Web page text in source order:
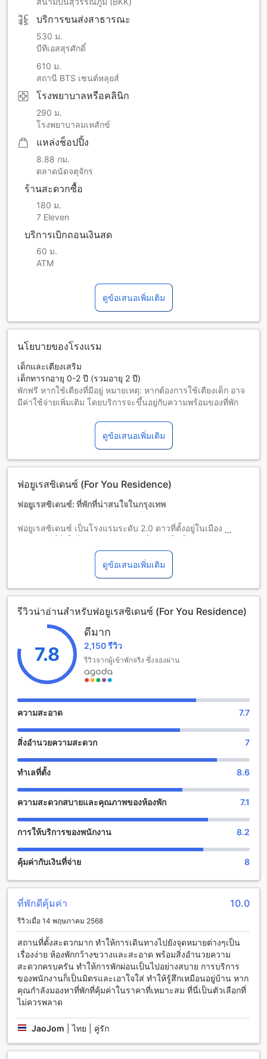
บริการขนส่งสาธารณะ
530 ม.
บีทีเอสสุรศักดิ์
610 ม.
สถานี BTS เซนต์หลุยส์
โรงพยาบาลหรือคลินิก
290 ม.
โรงพยาบาลมเหสักข์
แหล่งช็อปปิ้ง
8.88 กม.
ตลาดนัดจตุจักร
ร้านสะดวกซื้อ
180 ม.
7 Eleven
บริการเบิกถอนเงินสด
60 ม.
ATM
ดูข้อเสนอเพิ่มเติม
นโยบายของโรงแรม
เด็กและเตียงเสริม
เด็กทารกอายุ 0-2 ปี (รวมอายุ 2 ปี)
พักฟรี หากใช้เตียงที่มีอยู่ หมายเหตุ: หากต้องการใช้เตียงเด็ก อาจ
มีค่าใช้จ่ายเพิ่มเติม โดยบริการจะขึ้นอยู่กับความพร้อมของที่พัก
พักฟรีหากใช้เตียงที่มีอยู่แล้ว
ผู้เข้าพักอายุ 6 ปีขึ้นไปถือเป็นผู้ใหญ่
บริการเตียงเสริมขึ้นอยู่กับประเภทห้องที่เลือก กรุณาตรวจสอบ
จำนวนผู้เข้าพักที่กำหนดในแต่ละห้องสำหรับข้อมูลเพิ่มเติม
นโยบายที่แตกต่างหรือเงื่อนไขเพิ่มเติม
ดูข้อเสนอเพิ่มเติม
ฟอยูเรสซิเดนซ์ (For You Residence)
ฟอยูเรสซิเดนซ์: ที่พักที่น่าสนใจในกรุงเทพ
ฟอยูเรสซิเดนซ์ เป็นโรงแรมระดับ 2.0 ดาวที่ตั้งอยู่ในเมือง
จำนวน 43 ห้อง ซึ่งได้รับการปรับปรุงล่าสุดในปี 2020 โรงแรมได้
รับการก่อสร้างในปี 2003 และตั้งอยู่ห่างจากสนามบินเพียง 40
นาที ระยะทางจากใจกลางเมืองเพียง 1.0 กิโลเมตร นอกจากนี้
โรงแรมยินดีต้อนรับเด็กอายุ 3-5 ปีให้พักฟรี
สนามเดินป่าและสถานที่เดินเท้าที่ฟอยูเรสซิเดนซ์
ฟอยูเรสซิเดนซ์ มีสนามเดินป่าและสถานที่เดินเท้าที่ยอดเยี่ยมให้
แขกได้สัมผัสกับธรรมชาติอันงดงามของกรุงเทพฯ สนามเดินป่าที่
นี่เป็นที่เหมาะแก่การเดินเท้าและฟิตเนส มีเส้นทางที่หลากหลาย
ระยะทางและความยากง่ายต่าง ๆ ให้เลือกสรร ทั้งสำหรับผู้ที่
ต้องการฟิตเนสหรือแค่การเดินเล่นในธรรมชาติ นอกจากนี้ยังมี
สวยงาม ที่ช่วยให้แขกสามารถสัมผัสกับความเงียบสงบและความ
สดชื่นของธรรมชาติได้อย่างเต็มที่
สิ่งอำนวยความสะดวกที่พักอยู่ใน ฟอยูเรสซิเดนซ์
ฟอยูเรสซิเดนซ์ ให้บริการสิ่งอำนวยความสะดวกมากมายเพื่อให้
คุณมีประสบการณ์การเข้าพักที่สะดวกสบายและปลอดภัยที่สุด สิ่ง
อำนวยความสะดวกที่คุณสามารถใช้ได้รวมถึงตู้เซฟเพื่อใส่ของ
ความปลอดภัย การเชื่อมต่อ Wi-Fi ในพื้นที่สาธารณะเพื่อความ
สำหรับสูบบุหรี่ที่กำหนดไว้เฉพาะเพื่อความสะดวกสบายของผู้เข้า
พัก การเก็บรักษากระเป๋าเดินทางเพื่อความสะดวกสบายในการ
เดินทาง และการทำความสะอาดห้องทุกวัน
ห้องพักที่ฟอยูเรสซิเดนซ์มีสิ่งอำนวยความสะดวกที่ทันสมัยและมี
ความสะดวกสบายเพื่อให้คุณมีประสบการณ์การเข้าพักที่ดีที่สุดใน
กรุงเทพฯ ทุกห้องพักมีระบบปรับอากาศที่สามารถควบคุมอุณหภูมิ
ได้อย่างสะดวกสบาย นอกจากนี้ยังมีโทรทัศน์และช่องรายการ
ดาวเทียม/เคเบิลเพื่อให้คุณสามารถรับชมความบันเทิงได้ตลอด
เวลา อีกทั้งยังมีมินิบาร์และตู้เย็นเพื่อให้คุณสามารถเก็บเครื่องดื่ม
และอาหารเพื่อเพลิดเพลินกับมื้ออาหารของคุณได้ในบรรยากาศที่
เป็นส่วนตัว นอกจากนี้ยังมีระเบียงหรือระเบียงที่สามารถเปิดได้
เพื่อให้คุณสามารถชมวิวและสัมผัสกับอากาศบริสุทธิ์ของกรุงเทพฯ
ได้อย่างเต็มที่
สิ่งอำนวยความสะดวกทางการกินของฟอยูเรสซิเดนซ์
ฟอยูเรสซิเดนซ์ ให้บริการที่พักที่มีสิ่งอำนวยความสะดวกทางการ
ดูข้อเสนอเพิ่มเติม
รีวิวน่าอ่านสำหรับฟอยูเรสซิเดนซ์ (For You Residence)
7.8
ดีมาก
2,150 รีวิว
รีวิวจากผู้เข้าพักจริง ซึ่งจองผ่าน
ความสะอาด 7.7
สิ่งอำนวยความสะดวก 7
ทำเลที่ตั้ง 8.6
ความสะดวกสบายและคุณภาพของห้องพัก 7.1
การให้บริการของพนักงาน 8.2
คุ้มค่ากับเงินที่จ่าย 8
ที่พักดีคุ้มค่า 10.0
รีวิวเมื่อ 14 พฤษภาคม 2568
สถานที่ตั้งสะดวกมาก ทำให้การเดินทางไปยังจุดหมายต่างๆเป็น
เรื่องง่าย ห้องพักกว้างขวางและสะอาด พร้อมสิ่งอำนวยความ
สะดวกครบครัน ทำให้การพักผ่อนเป็นไปอย่างสบาย การบริการ
ของพนักงานก็เป็นมิตรและเอาใจใส่ ทำให้รู้สึกเหมือนอยู่บ้าน หาก
คุณกำลังมองหาที่พักที่คุ้มค่าในราคาที่เหมาะสม ที่นี่เป็นตัวเลือกที่
ไม่ควรพลาด
JaoJom |ไทย | คู่รัก